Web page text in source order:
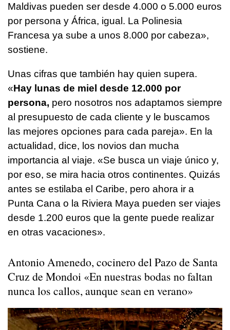
Maldivas pueden ser desde 4.000 o 5.000 euros
por persona y África, igual. La Polinesia
Francesa ya sube a unos 8.000 por cabeza»,
sostiene.
Unas cifras que también hay quien supera.
«Hay lunas de miel desde 12.000 por
persona, pero nosotros nos adaptamos siempre
al presupuesto de cada cliente y le buscamos
las mejores opciones para cada pareja». En la
actualidad, dice, los novios dan mucha
importancia al viaje. «Se busca un viaje único y,
por eso, se mira hacia otros continentes. Quizás
antes se estilaba el Caribe, pero ahora ir a
Punta Cana o la Riviera Maya pueden ser viajes
desde 1.200 euros que la gente puede realizar
en otras vacaciones».
Antonio Amenedo, cocinero del Pazo de Santa
Cruz de Mondoi «En nuestras bodas no faltan
nunca los callos, aunque sean en verano»